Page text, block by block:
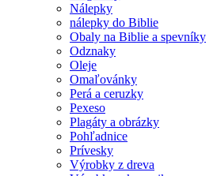
Nálepky
nálepky do Biblie
Obaly na Biblie a spevníky
Odznaky
Oleje
Omaľovánky
Perá a ceruzky
Pexeso
Plagáty a obrázky
Pohľadnice
Prívesky
Výrobky z dreva